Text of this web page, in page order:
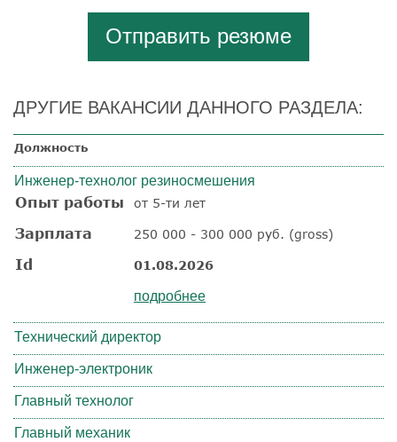
Отправить резюме
ДРУГИЕ ВАКАНСИИ ДАННОГО РАЗДЕЛА:
Должность
Инженер-технолог резиносмешения
Опыт работы от 5-ти лет
Зарплата 250 000 - 300 000 руб. (gross)
Id 01.08.2026
подробнее
Технический директор
Инженер-электроник
Главный технолог
Главный механик